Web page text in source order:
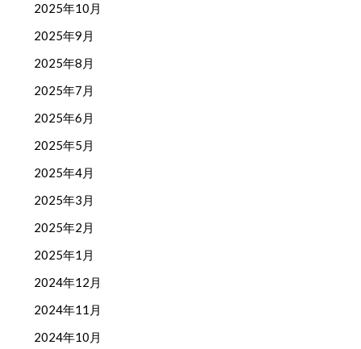
2025年10月
2025年9月
2025年8月
2025年7月
2025年6月
2025年5月
2025年4月
2025年3月
2025年2月
2025年1月
2024年12月
2024年11月
2024年10月